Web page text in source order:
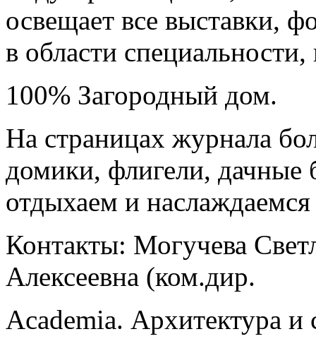
освещает все выставки,
в области
100% Загородный дом.
На страницах журнала
домики, флигели, дачные
отдыхаем и
Контакты: Могучева
Алексеевна (ком.дир.
Academia. Архитектура и